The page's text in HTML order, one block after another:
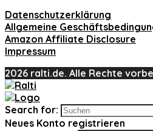
Datenschutzerklärung
Allgemeine
Amazon Affiliate Disclosure
Impressum
2026 ralti.de. Alle Rechte
Search for:
Neues Konto registrieren